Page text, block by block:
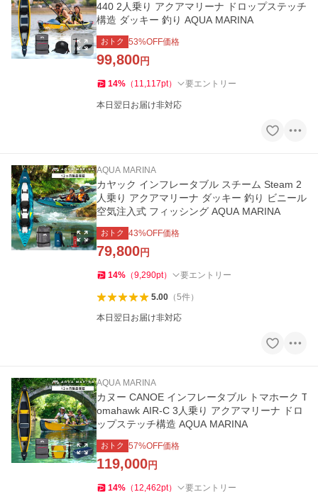
440 2人乗り アクアマリーナ ドロップステッチ
構造 ダッキー 釣り AQUA MARINA
おトク 53%OFF価格
99,800円
14% （ 11,117pt） 要エントリー
本日翌日お届け非対応
AQUA MARINA
カヤック インフレータブル スチーム Steam 2
人乗り アクアマリーナ ダッキー 釣り ビニール
空気注入式 フィッシング AQUA MARINA
おトク 43%OFF価格
79,800円
14% （9,290pt） 要エントリー
5.00（5件）
本日翌日お届け非対応
AQUA MARINA
カヌー CANOE インフレータブル トマホーク T
omahawk AIR-C 3人乗り アクアマリーナ ドロ
ップステッチ構造 AQUA MARINA
おトク 57%OFF価格
119,000円
14% （ 12,462pt） 要エントリー